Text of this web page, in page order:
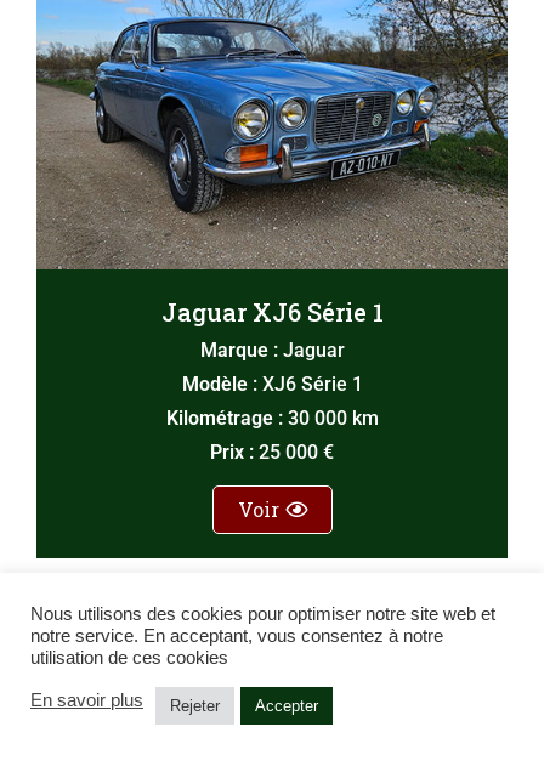
Jaguar XJ6 Série 1
Marque : Jaguar
Modèle : XJ6 Série 1
Kilométrage : 30 000 km
Prix : 25 000 €
Voir
Nous utilisons des cookies pour optimiser notre site web et
notre service. En acceptant, vous consentez à notre
utilisation de ces cookies
En savoir plus Rejeter Accepter